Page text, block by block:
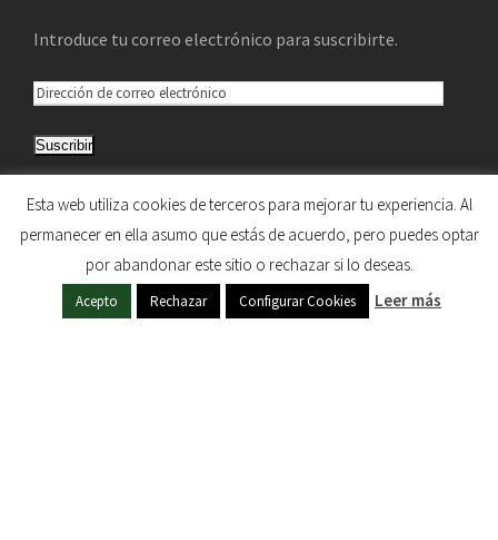
Introduce tu correo electrónico para suscribirte.
D
r
e
c
c
Suscribir
Únete a otros 5.033 suscriptores
HERMANDAD DE NUESTRA SEÑORA DEL SOL © 1997
- 2020. TODOS LOS DERECHOS RESERVADOS
Esta web utiliza cookies de terceros para mejorar tu experiencia. Al
permanecer en ella asumo que estás de acuerdo, pero puedes optar
por abandonar este sitio o rechazar si lo deseas.
Acepto Rechazar Configurar Cookies Leer más